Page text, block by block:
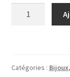
golf
Catégories : Bijoux,